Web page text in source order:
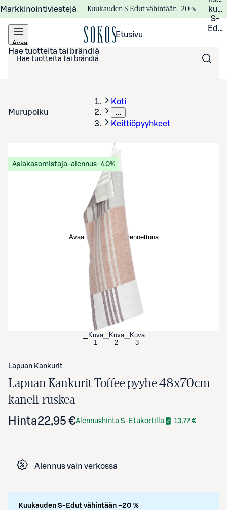
Markkinointiviestejä Kuukauden S-Edut vähintään –20 %
S-
Avaa
valikko
Etusivu
Hae tuotteita tai brändiä
Murupolku
Koti
…
Keittiöpyyhkeet
Avaa tuotekuva suurennettuna
Asiakasomistaja-alennus−40%
Kuva
1
Kuva
2
Kuva
3
Lapuan Kankurit
Lapuan Kankurit Toffee pyyhe 48x70cm
kaneli-ruskea
Hinta22,95 €Alennushinta S-Etukortilla 13,77 €
Alennus vain verkossa
Kuukauden S-Edut vähintään –20 %